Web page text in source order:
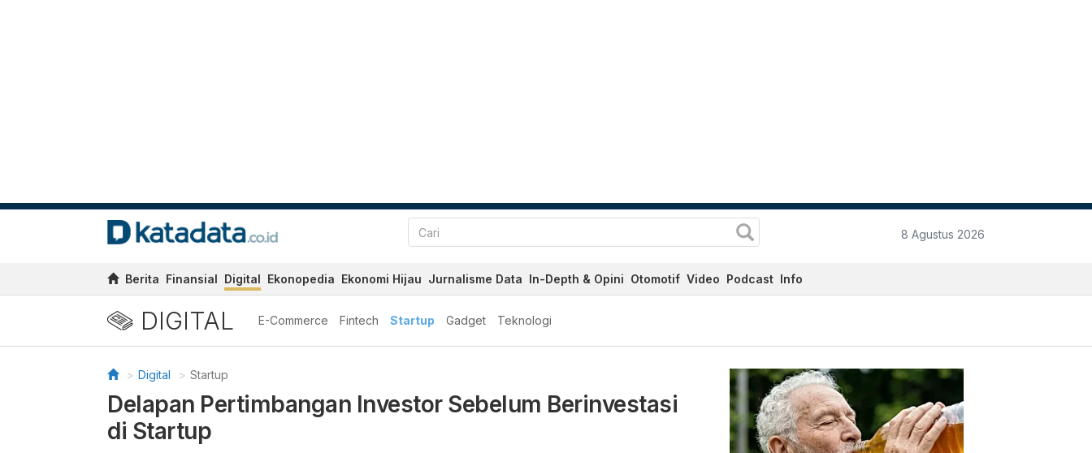
8 Agustus 2026
Berita Finansial Digital Ekonopedia Ekonomi Hijau Jurnalisme Data In-Depth & Opini Otomotif Video Podcast Info
DIGITAL E-Commerce Fintech Startup Gadget Teknologi
Digital Startup
Delapan Pertimbangan Investor Sebelum Berinvestasi
di Startup